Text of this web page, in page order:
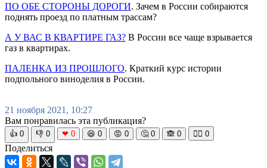
ПО ОБЕ СТОРОНЫ ДОРОГИ. Зачем в России собираются
поднять проезд по платным трассам?
А У ВАС В КВАРТИРЕ ГАЗ? В России все чаще взрывается
газ в квартирах.
ПАЛЕНКА ИЗ ПРОШЛОГО. Краткий курс истории
подпольного виноделия в России.
21 ноября 2021, 10:27
Вам понравилась эта публикация?
👍 0 👎 0 ❤ 0 😆 0 😡 0 🤔 0 🙈 0 🧘‍♀️ 0
Поделиться